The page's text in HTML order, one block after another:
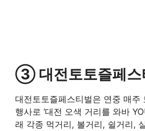
③ 대전토토즐페스
대전토토즐페스티벌은 연중 매주
행사로 ‘대전 오색 거리를 와바
래 각종 먹거리, 볼거리, 쉴거리,